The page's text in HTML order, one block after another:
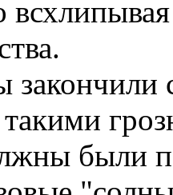
закончили
такими
были